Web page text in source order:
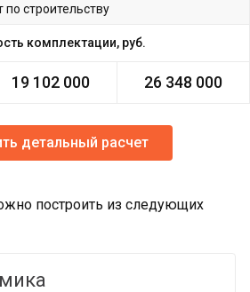
строительству
комплектации, руб.
19 102 000 26 348 000
детальный расчет
построить из следующих